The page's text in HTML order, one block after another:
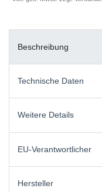
Beschreibung
Technische Daten
Weitere Details
EU-Verantwortlicher
Hersteller